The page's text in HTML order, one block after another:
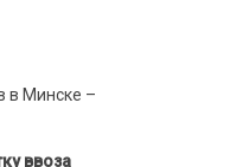
в Минске –
ввоза